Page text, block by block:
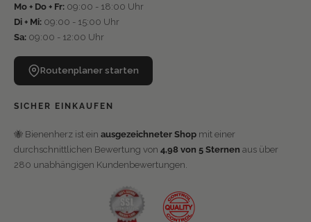
Mo + Do + Fr: 09:00 - 18:00 Uhr
Di + Mi: 09:00 - 15:00 Uhr
Sa: 09:00 - 12:00 Uhr
Routenplaner starten
SICHER EINKAUFEN
🐝 Bienenherz ist ein ausgezeichneter Shop mit einer
durchschnittlichen Bewertung von 4,98 von 5 Sternen aus über
280 unabhängigen Kundenbewertungen.